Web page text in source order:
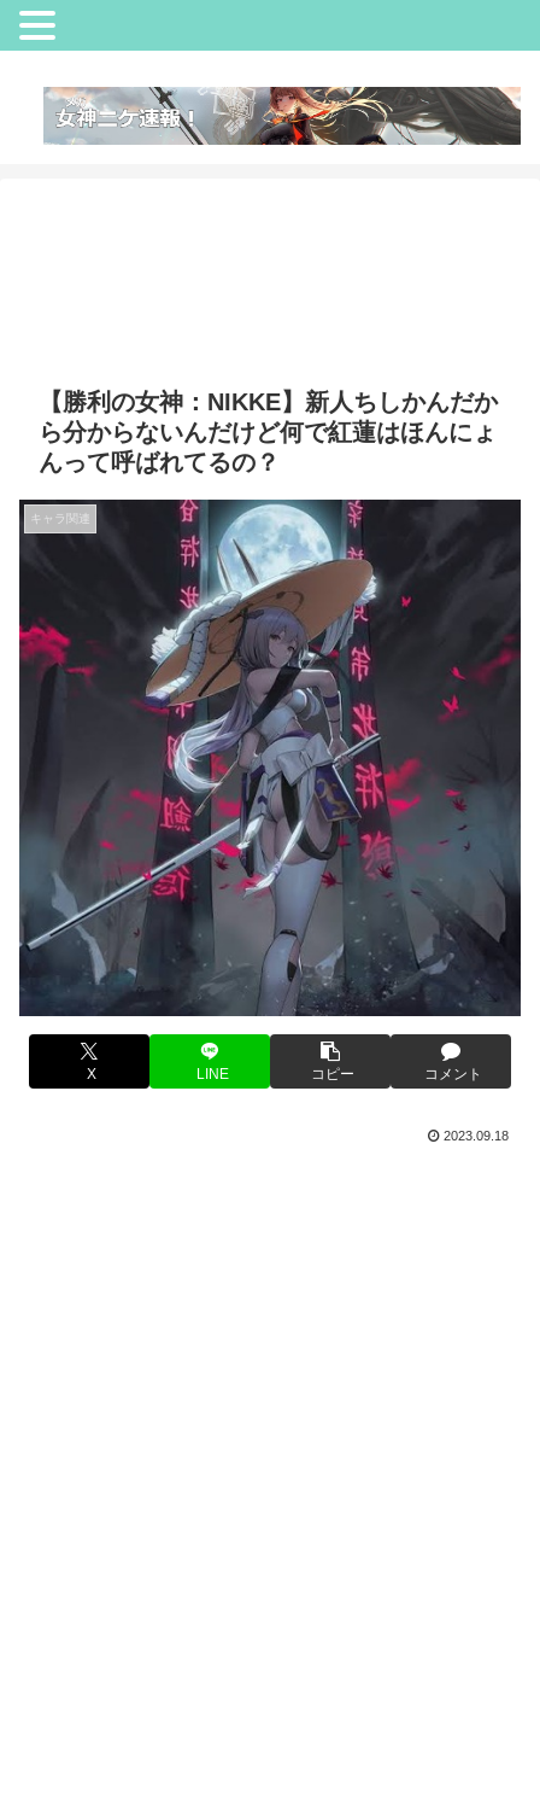
【勝利の女神：NIKKE】新人ちしかんだか
ら分からないんだけど何で紅蓮はほんにょ
んって呼ばれてるの？
キャラ関連
X LINE コピー コメント
2023.09.18